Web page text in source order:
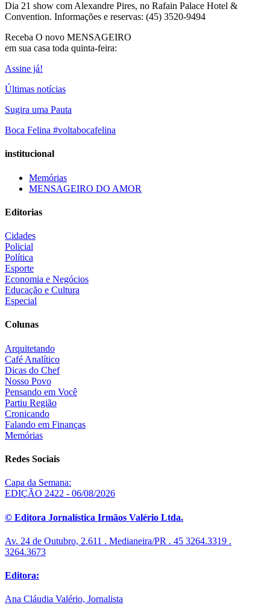
Dia 21 show com Alexandre Pires, no Rafain Palace Hotel &
Convention. Informações e reservas: (45) 3520-9494
Receba O novo MENSAGEIRO
em sua casa toda quinta-feira:
Assine já!
Últimas notícias
Sugira uma Pauta
Boca Felina #voltabocafelina
institucional
Memórias
MENSAGEIRO DO AMOR
Editorias
Cidades
Policial
Política
Esporte
Economia e Negócios
Educação e Cultura
Especial
Colunas
Arquitetando
Café Analítico
Dicas do Chef
Nosso Povo
Pensando em Você
Partiu Região
Cronicando
Falando em Finanças
Memórias
Redes Sociais
Capa da Semana:
EDIÇÃO 2422 - 06/08/2026
© Editora Jornalística Irmãos Valério Ltda.
Av. 24 de Outubro, 2.611 . Medianeira/PR . 45 3264.3319 .
3264.3673
Editora:
Ana Cláudia Valério, Jornalista